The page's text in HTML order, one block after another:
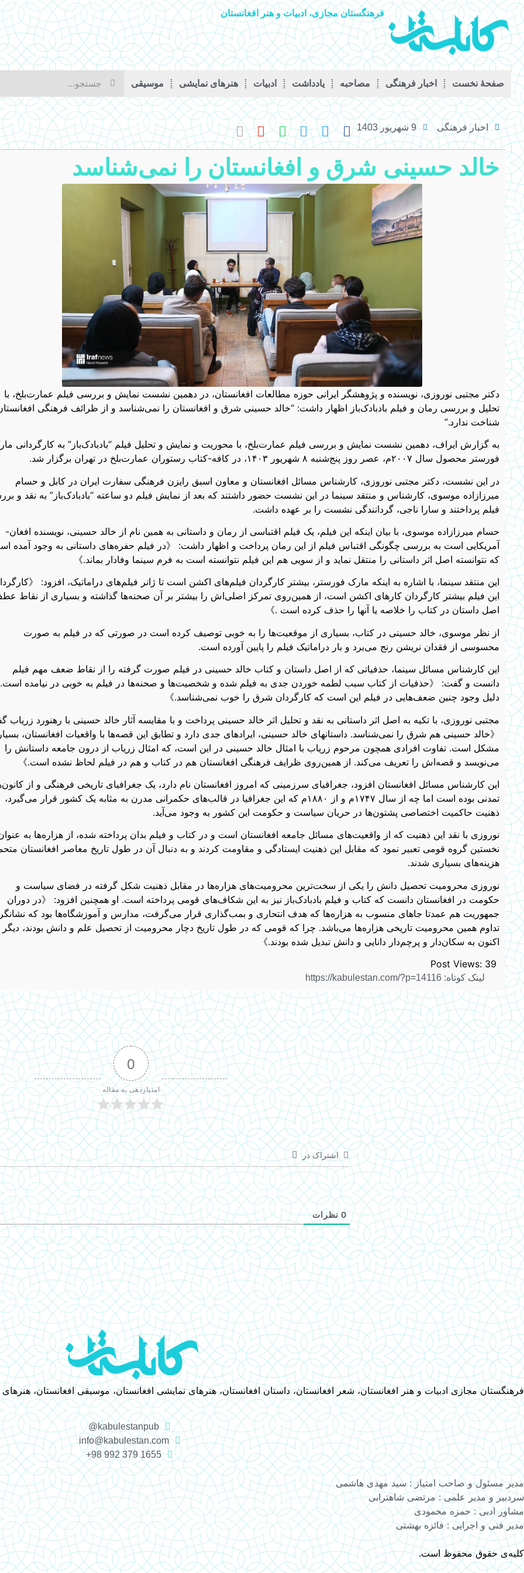
فرهنگستان مجازی، ادبیات و هنر افغانستان
صفحۀ نخست اخبار فرهنگی مصاحبه يادداشت ادبیات هنرهای نمایشی موسیقی
اخبار فرهنگی 9 شهریور 1403
خالد حسینی شرق و افغانستان را نمی‌شناسد
دکتر مجتبی نوروزی، نویسنده و پژوهشگر ایرانی حوزه مطالعات افغانستان، در دهمین نشست نمایش و بررسی فیلم عمارت‌بلخ، با
تحلیل و بررسی رمان و فیلم بادبادک‌باز اظهار داشت: “خالد حسینی شرق و افغانستان را نمی‌شناسد و از ظرائف فرهنگی
شناخت ندارد.”
به گزارش ایراف، دهمین نشست نمایش و بررسی فیلم عمارت‌بلخ، با محوریت و نمایش و تحلیل فیلم “بادبادک‌باز” به کارگردانی
فورستر محصول سال ۲۰۰۷م، عصر روز پنج‌شنبه ۸ شهریور ۱۴۰۳، در کافه-کتاب رستوران عمارت‌بلخ در تهران برگزار شد.
در این نشست، دکتر مجتبی نوروزی، کارشناس مسائل افغانستان و معاون اسبق رایزن فرهنگی سفارت ایران در کابل و حسام
میرزازاده موسوی، کارشناس و منتقد سینما در این نشست حضور داشتند که بعد از نمایش فیلم دو ساعته “بادبادک‌باز” به نقد و
فیلم پرداختند و سارا ناجی، گردانندگی نشست را بر عهده داشت.
حسام میرزازاده موسوی، با بیان اینکه این فیلم، یک فیلم اقتباسی از رمان و داستانی به همین نام از خالد حسینی، نویسنده افغان-
آمریکایی است به بررسی چگونگی اقتباس فیلم از این رمان پرداخت و اظهار داشت: 《در فیلم حفره‌های داستانی به وجود آمده
که نتوانسته اصل اثر داستانی را منتقل نماید و از سویی هم این فیلم نتوانسته است به فرم سینما وفادار بماند.》
این منتقد سینما، با اشاره به اینکه مارک فورستر، بیشتر کارگردان فیلم‌های اکشن است تا ژانر فیلم‌های دراماتیک، افزود: 《
این فیلم بیشتر کارگردان کارهای اکشن است، از همین‌روی تمرکز اصلی‌اش را بیشتر بر آن صحنه‌ها گذاشته و بسیاری از نقاط
اصل داستان در کتاب را خلاصه یا آنها را حذف کرده است .》
از نظر موسوی، خالد حسینی در کتاب، بسیاری از موقعیت‌ها را به خوبی توصیف کرده است در صورتی که در فیلم به صورت
محسوسی از فقدان نریشن رنج می‌برد و بار دراماتیک فیلم را پایین آورده است.
این کارشناس مسائل سینما، حذفیاتی که از اصل داستان و کتاب خالد حسینی در فیلم صورت گرفته را از نقاط ضعف مهم فیلم
دانست و گفت: 《حذفیات از کتاب سبب لطمه خوردن جدی به فیلم شده و شخصیت‌ها و صحنه‌ها در فیلم به خوبی در نیامده
دلیل وجود چنین ضعف‌هایی در فیلم این است که کارگردان شرق را خوب نمی‌شناسد.》
مجتبی نوروزی، با تکیه به اصل اثر داستانی به نقد و تحلیل اثر خالد حسینی پرداخت و با مقایسه آثار خالد حسینی با رهنورد زریاب
《خالد حسینی هم شرق را نمی‌شناسد. داستانهای خالد حسینی، ایرادهای جدی دارد و تطابق این قصه‌ها با واقعيات افغانستان،
مشکل است. تفاوت افرادی همچون مرحوم زریاب با امثال خالد حسینی در این است، که امثال زریاب از درون جامعه داستانش را
می‌نویسد و قصه‌اش را تعریف می‌کند. از همین‌روی ظرایف فرهنگی افغانستان هم در کتاب و هم در فیلم لحاظ نشده است.》
این کارشناس مسائل افغانستان افزود، جغرافیای سرزمینی که امروز افغانستان نام دارد، یک جغرافیای تاریخی فرهنگی و از
تمدنی بوده است اما چه از سال ۱۷۴۷م و از ۱۸۸۰م که این جغرافیا در قالب‌های حکمرانی مدرن به مثابه یک کشور قرار می‌گیرد،
ذهنیت حاکمیت اختصاصی پشتون‌ها در حریان سیاست و حکومت این کشور به وجود می‌آید.
نوروزی با نقد این ذهنیت که از واقعیت‌های مسائل جامعه افغانستان است و در کتاب و فیلم بدان پرداخته شده، از هزاره‌ها به
نخستین گروه قومی تعبیر نمود که مقابل این ذهنیت ایستادگی و مقاومت کردند و به دنبال آن در طول تاریخ معاصر افغانستان
هزینه‌های بسیاری شدند.
نوروزی محرومیت تحصیل دانش را یکی از سخت‌ترین محرومیت‌های هزاره‌ها در مقابل ذهنیت شکل گرفته در فضای سیاست و
حکومت در افغانستان دانست که کتاب و فیلم بادبادک‌باز نیز به این شکاف‌های قومی پرداخته است. او همچنین افزود: 《در دوران
جمهوریت هم عمدتا جاهای منسوب به هزاره‌ها که هدف انتحاری و بمب‌گذاری قرار می‌گرفت، مدارس و آموزشگاه‌ها بود که
تداوم همین محرومیت تاریخی هزاره‌ها می‌باشد. چرا که قومی که در طول تاریخ دچار محرومیت از تحصیل علم و دانش بودند، دیگر
اکنون به سکان‌دار و پرچم‌دار دانایی و دانش تبدیل شده بودند.》
Post Views: 39
لینک کوتاه: https://kabulestan.com/?p=14116
0
امتیازدهی به مقاله
اشتراک در
0نظرات
فرهنگستان مجازی ادبیات و هنر افغانستان، شعر افغانستان، داستان افغانستان، هنرهای نمایشی افغانستان، موسیقی افغانستان،
kabulestanpub@
info@kabulestan.com
1655 379 992 98+
مدیر مسئول و صاحب امتیاز : سید مهدی هاشمی
سردبیر و مدیر علمی : مرتضی شاهترابی
مشاور ادبی : حمزه محمودی
مدیر فنی و اجرایی : فائزه بهشتی
کلیه‌ی حقوق محفوظ است.